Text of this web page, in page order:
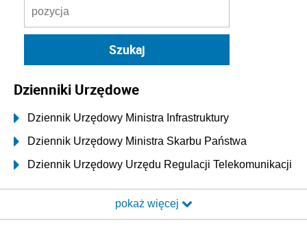
Dzienniki Urzędowe
Dziennik Urzędowy Ministra Infrastruktury
Dziennik Urzędowy Ministra Skarbu Państwa
Dziennik Urzędowy Urzędu Regulacji Telekomunikacji
Dziennik Urzędowy Ministra Transportu i Budownictwa
pokaż więcej